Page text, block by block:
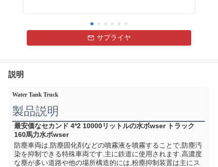
サプライヤ
説明
Water Tank Truck
製品説明
最安価なセカンド 4*2 10000リットルの水ボwser トラック
160馬力水ボwser
防塵車両は,防塵固化剤などの噴霧液を噴霧することで,防塵汚
染を抑制できる特殊車両です.主に鉄道に使用されます.高濃度
な塵が多い道路や他の場所構造的には,粉塵抑制装置は主にス